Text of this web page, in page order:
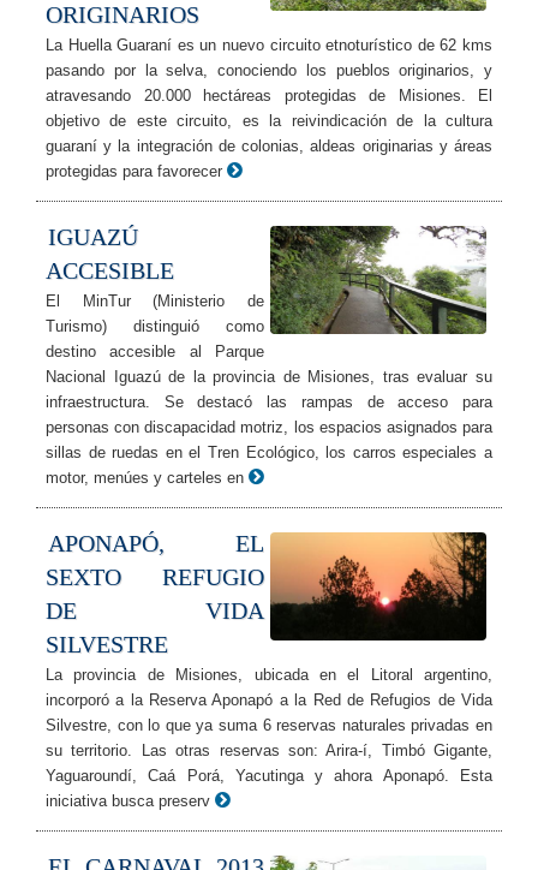
ORIGINARIOS
La Huella Guaraní es un nuevo circuito etnoturístico de 62 kms
pasando por la selva, conociendo los pueblos originarios, y
atravesando 20.000 hectáreas protegidas de Misiones. El
objetivo de este circuito, es la reivindicación de la cultura
guaraní y la integración de colonias, aldeas originarias y áreas
protegidas para favorecer
IGUAZÚ
ACCESIBLE
El MinTur (Ministerio de
Turismo) distinguió como
destino accesible al Parque
Nacional Iguazú de la provincia de Misiones, tras evaluar su
infraestructura. Se destacó las rampas de acceso para
personas con discapacidad motriz, los espacios asignados para
sillas de ruedas en el Tren Ecológico, los carros especiales a
motor, menúes y carteles en
APONAPÓ, EL
SEXTO REFUGIO
DE VIDA
SILVESTRE
La provincia de Misiones, ubicada en el Litoral argentino,
incorporó a la Reserva Aponapó a la Red de Refugios de Vida
Silvestre, con lo que ya suma 6 reservas naturales privadas en
su territorio. Las otras reservas son: Arira-í, Timbó Gigante,
Yaguaroundí, Caá Porá, Yacutinga y ahora Aponapó. Esta
iniciativa busca preserv